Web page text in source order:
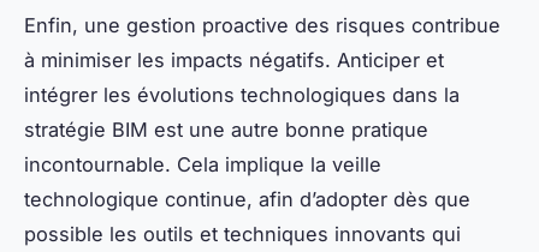
Enfin, une gestion proactive des risques contribue
à minimiser les impacts négatifs. Anticiper et
intégrer les évolutions technologiques dans la
stratégie BIM est une autre bonne pratique
incontournable. Cela implique la veille
technologique continue, afin d’adopter dès que
possible les outils et techniques innovants qui